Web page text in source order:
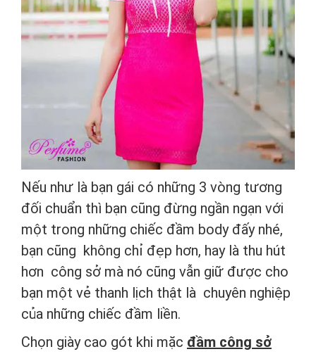
Nếu như là bạn gái có những 3 vòng tương
đối chuẩn thì bạn cũng đừng ngần ngạn với
một trong những chiếc đầm body đấy nhé,
bạn cũng không chỉ đẹp hơn, hay là thu hút
hơn công sở mà nó cũng vẫn giữ được cho
bạn một vẻ thanh lịch thật là chuyên nghiệp
của những chiếc đầm liền.
Chọn giày cao gót khi mặc đầm công sở